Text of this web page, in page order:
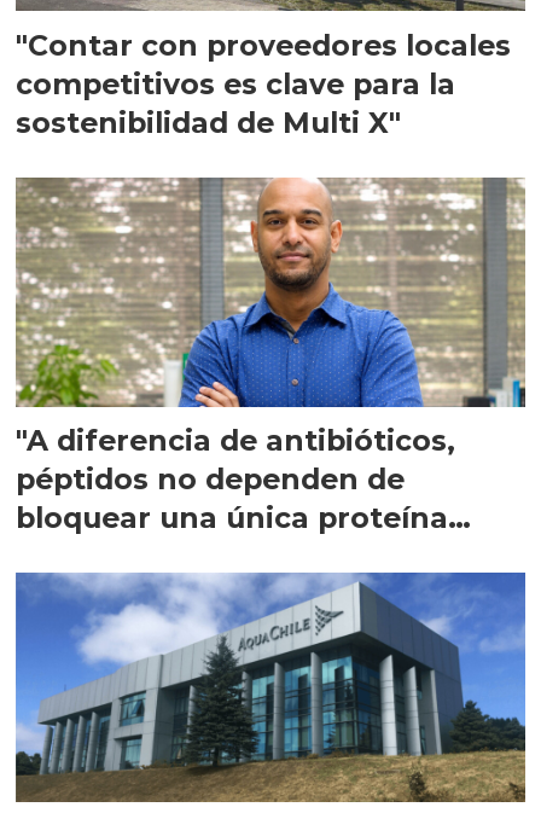
"Contar con proveedores locales
competitivos es clave para la
sostenibilidad de Multi X"
"A diferencia de antibióticos,
péptidos no dependen de
bloquear una única proteína